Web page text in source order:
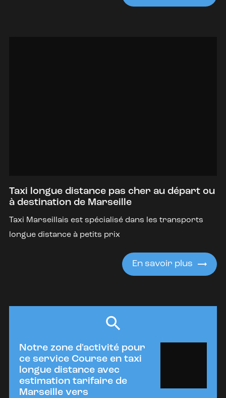
Taxi longue distance pas cher au départ ou
à destination de Marseille
Taxi Marseillais est spécialisé dans les transports
longue distance à petits prix
En savoir plus
Notre zone d'activité pour
ce service Course en taxi
longue distance avec
estimation tarifaire de
Marseille vers